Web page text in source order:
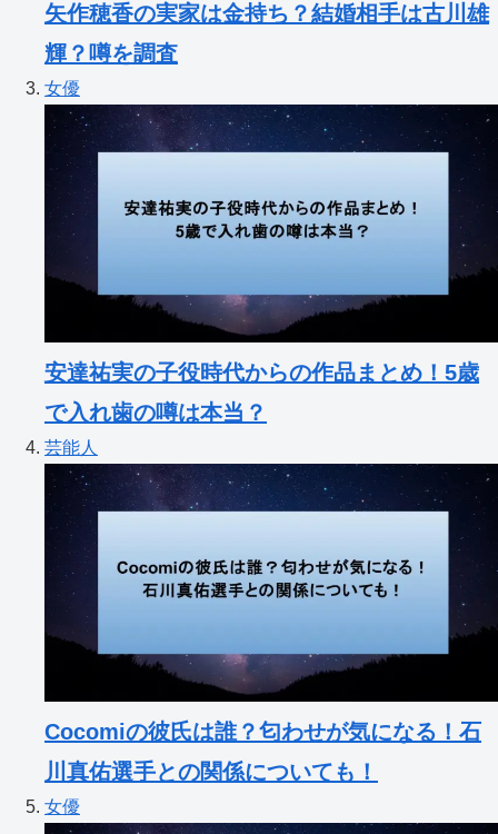
矢作穂香の実家は金持ち？結婚相手は古川雄
輝？噂を調査
女優
安達祐実の子役時代からの作品まとめ！5歳
で入れ歯の噂は本当？
芸能人
Cocomiの彼氏は誰？匂わせが気になる！石
川真佑選手との関係についても！
女優